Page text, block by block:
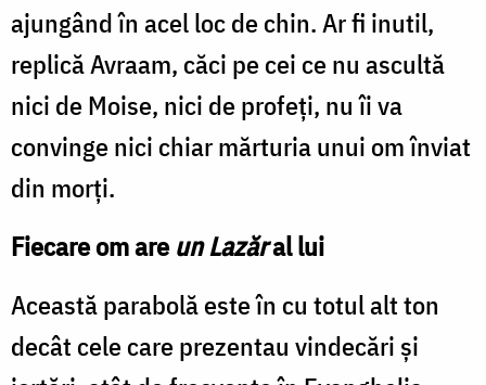
ajungând în acel loc de chin. Ar fi inutil,
replică Avraam, căci pe cei ce nu ascultă
nici de Moise, nici de profeți, nu îi va
convinge nici chiar mărturia unui om înviat
din morți.
Fiecare om areunLazăral lui
Această parabolă este în cu totul alt ton
decât cele care prezentau vindecări și